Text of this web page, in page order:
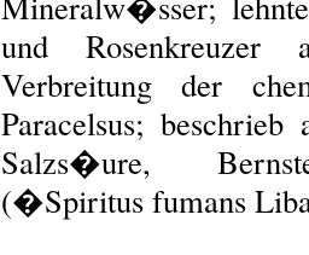
und
Verbreitung der
Paracelsus;
Salzs�ure,
(�Spiritus fumans